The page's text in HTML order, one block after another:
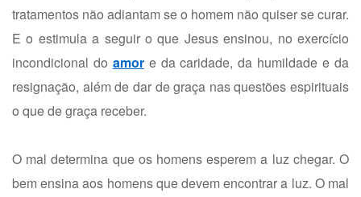
tratamentos não adiantam se o homem não quiser se curar.
E o estimula a seguir o que Jesus ensinou, no exercício
incondicional do amore da caridade, da humildade e da
resignação, além de dar de graça nas questões espirituais
o que de graça receber.
O mal determina que os homens esperem a luz chegar. O
bem ensina aos homens que devem encontrar a luz. O mal